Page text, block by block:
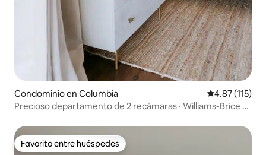
Condominio en Columbia Calificación
4.87 (115)
Precioso departamento de 2 recámaras · Williams-Brice y
Favorito entre huéspedes
Favorito entre huéspedes